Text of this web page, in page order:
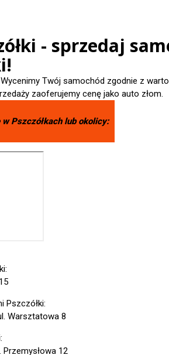
- sprzedaj
Twój samochód zgodnie z
zaoferujemy cenę jako auto złom.
wPszczółkachlub okolicy:
Pszczółki:
Warsztatowa 8
Przemysłowa 12